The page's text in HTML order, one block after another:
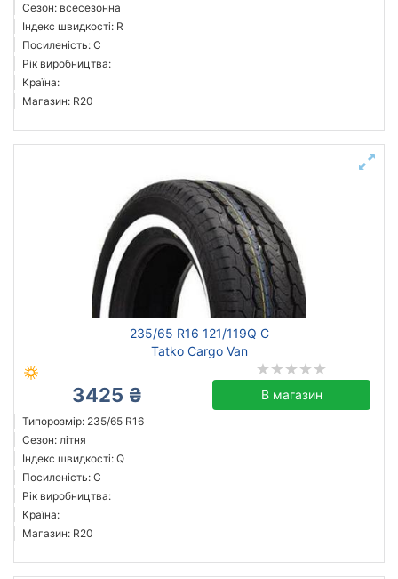
Сезон: всесезонна
Індекс швидкості: R
Посиленість: C
Рік виробництва:
Країна:
Магазин: R20
235/65 R16 121/119Q C
Tatko Cargo Van
3425 ₴ В магазин
Типорозмір: 235/65 R16
Сезон: літня
Індекс швидкості: Q
Посиленість: C
Рік виробництва:
Країна:
Магазин: R20
Goodyear
Bridgestone
Pirelli
Всі бренди
Країна виробництва
Підібрати